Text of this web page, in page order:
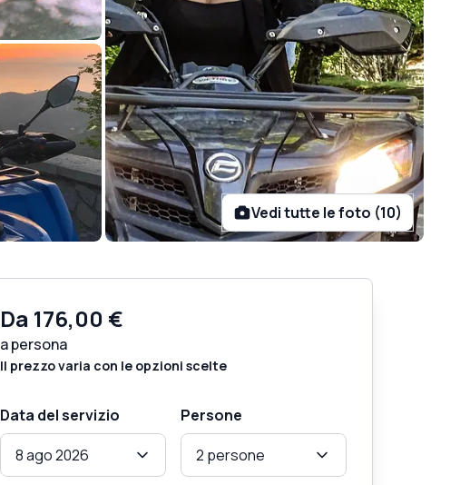
Vedi tutte le foto (10)
Da 176,00 €
a persona
Il prezzo varia con le opzioni scelte
Data del servizio
8 ago 2026
Persone
2 persone